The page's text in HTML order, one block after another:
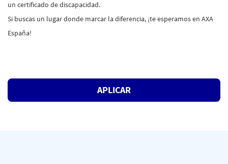
un certificado de discapacidad.
Si buscas un lugar donde marcar la diferencia, ¡te esperamos en AXA
España!
APLICAR